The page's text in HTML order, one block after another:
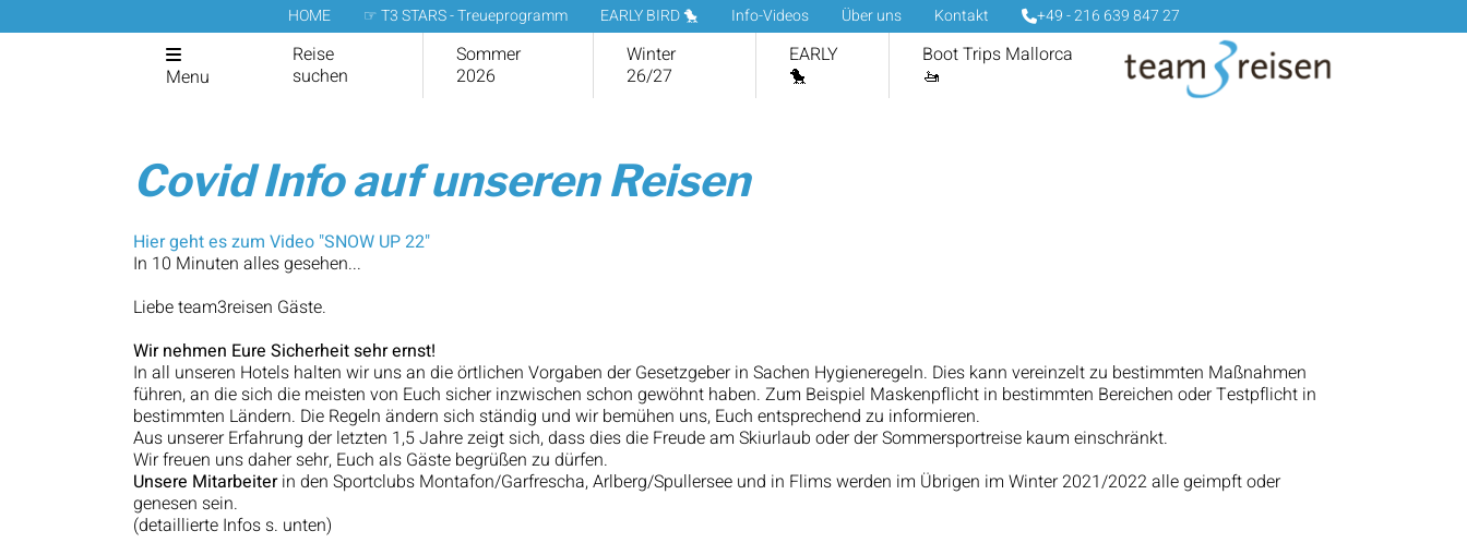
HOME ☞ T3 STARS - Treueprogramm EARLY BIRD 🐤 Info-Videos Über uns Kontakt +49 - 216 639 847 27
Menu
Reise
suchen
Sommer
2026
Winter
26/27
EARLY
🐤
Boot Trips Mallorca
🚤
Covid Info auf unseren Reisen
Hier geht es zum Video "SNOW UP 22"
In 10 Minuten alles gesehen...
Liebe team3reisen Gäste.
Wir nehmen Eure Sicherheit sehr ernst!
In all unseren Hotels halten wir uns an die örtlichen Vorgaben der Gesetzgeber in Sachen Hygieneregeln. Dies kann vereinzelt zu bestimmten Maßnahmen
führen, an die sich die meisten von Euch sicher inzwischen schon gewöhnt haben. Zum Beispiel Maskenpflicht in bestimmten Bereichen oder Testpflicht in
bestimmten Ländern. Die Regeln ändern sich ständig und wir bemühen uns, Euch entsprechend zu informieren.
Aus unserer Erfahrung der letzten 1,5 Jahre zeigt sich, dass dies die Freude am Skiurlaub oder der Sommersportreise kaum einschränkt.
Wir freuen uns daher sehr, Euch als Gäste begrüßen zu dürfen.
Unsere Mitarbeiterin den Sportclubs Montafon/Garfrescha, Arlberg/Spullersee und in Flims werden im Übrigen im Winter 2021/2022 alle geimpft oder
genesen sein.
(detaillierte Infos s. unten)